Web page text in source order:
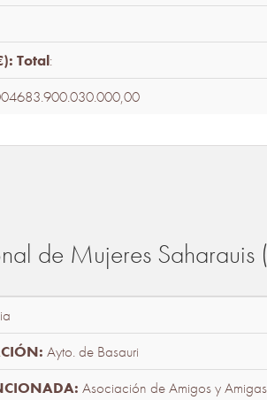
Total:
de Mujeres
Ayto. de Basauri
Asociación de Amigos y